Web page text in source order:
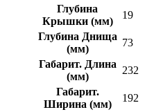
Глубина
Крышки (мм)
19
Глубина Днища
(мм)
73
Габарит. Длина
(мм)
232
Габарит.
Ширина (мм)
192